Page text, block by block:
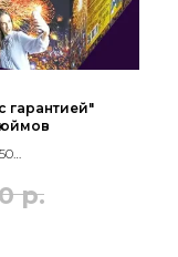
гарантией"
р.